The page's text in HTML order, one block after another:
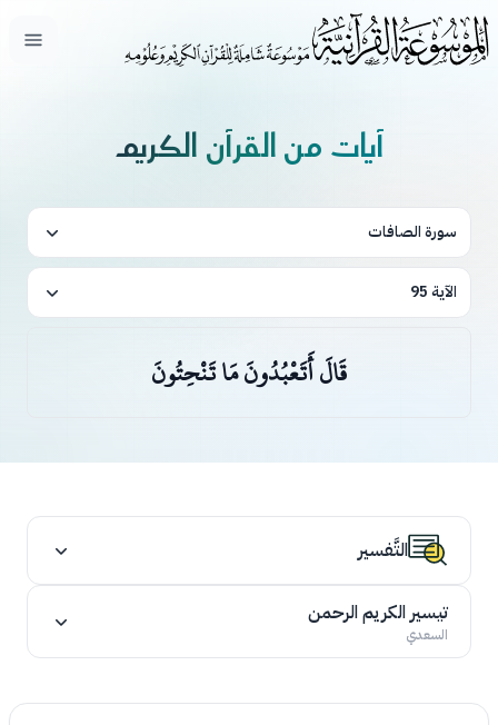
فتح
آيات من القرآن الكريم
سورة الصافات
الآية 95
قَالَ أَتَعْبُدُونَ مَا تَنْحِتُونَ
التَّفسير
تيسير الكريم الرحمن
السعدي